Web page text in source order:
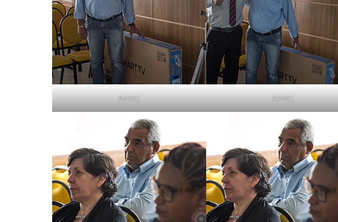
Asserj Asserj